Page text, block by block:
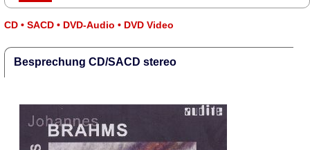
CD • SACD • DVD-Audio • DVD Video
Besprechung CD/SACD stereo